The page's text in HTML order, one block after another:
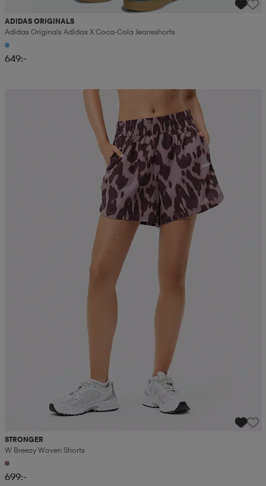
ADIDAS ORIGINALS
Adidas Originals Adidas X Coca-Cola Jeansshorts
649:-
STRONGER
W Breezy Woven Shorts
699:-